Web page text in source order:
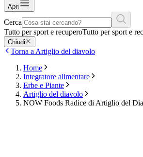
Apri
Cerca
Tutto per sport e recuperoTutto per sport e
Chiudi
Torna a Artiglio del diavolo
Home
Integratore alimentare
Erbe e Piante
Artiglio del diavolo
NOW Foods Radice di Artiglio del